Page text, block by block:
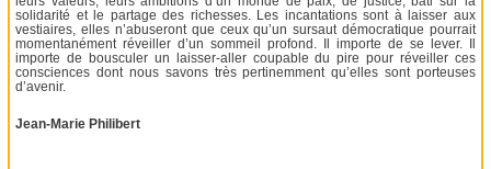
solidarité et le partage des richesses. Les incantations sont à laisser aux
vestiaires, elles n’abuseront que ceux qu’un sursaut démocratique pourrait
momentanément réveiller d’un sommeil profond. Il importe de se lever. Il
importe de bousculer un laisser-aller coupable du pire pour réveiller ces
consciences dont nous savons très pertinemment qu’elles sont porteuses
d’avenir.
Jean-Marie Philibert